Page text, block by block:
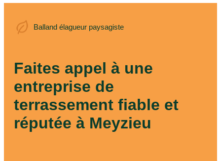
Balland élagueur paysagiste
Balland élagueur
Faites appel à une
entreprise de
terrassement fiable et
réputée à Meyzieu